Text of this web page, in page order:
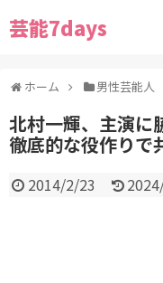
芸能7days
ホーム 男性芸能人
北村一輝、主演に
徹底的な役作りで
2014/2/23